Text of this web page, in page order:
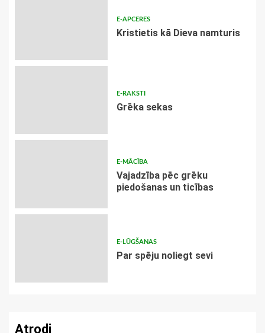
E-APCERES
Kristietis kā Dieva namturis
E-RAKSTI
Grēka sekas
E-MĀCĪBA
Vajadzība pēc grēku
piedošanas un ticības
E-LŪGŠANAS
Par spēju noliegt sevi
Atrodi